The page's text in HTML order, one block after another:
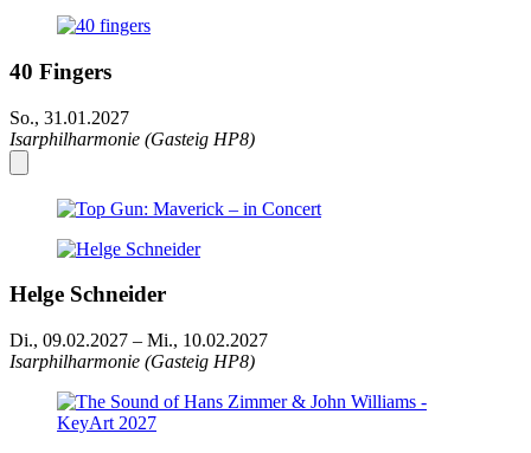
40 Fingers
So., 31.01.2027
Isarphilharmonie (Gasteig HP8)
Helge Schneider
Di., 09.02.2027 – Mi., 10.02.2027
Isarphilharmonie (Gasteig HP8)